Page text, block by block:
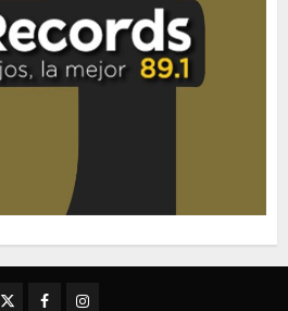
TwitterFacebookInstagram